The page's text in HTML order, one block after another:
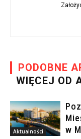
PODOBNE
WIĘCEJ OD
Aktualności
w